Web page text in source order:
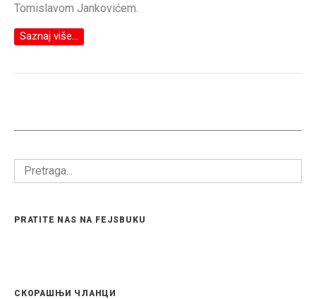
Tomislavom Jankovićem.
Saznaj više...
PRATITE NAS NA FEJSBUKU
СКОРАШЊИ ЧЛАНЦИ